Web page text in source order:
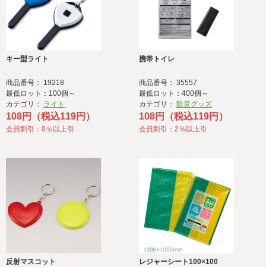
キー型ライト
商品番号： 19218
最低ロット：100個～
カテゴリ： ライト
108円（税込119円）
会員割引：0％以上引
携帯トイレ
商品番号： 35557
最低ロット：400個～
カテゴリ： 防災グッズ
108円（税込119円）
会員割引：2％以上引
反射マスコット レジャーシート100×100